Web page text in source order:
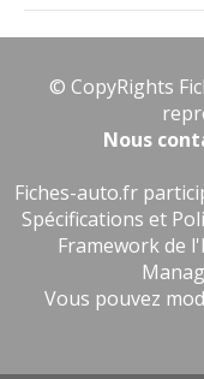
© CopyRights
Nous
Fiches-auto.fr
Spécifications et
Framework de
Vous pouvez